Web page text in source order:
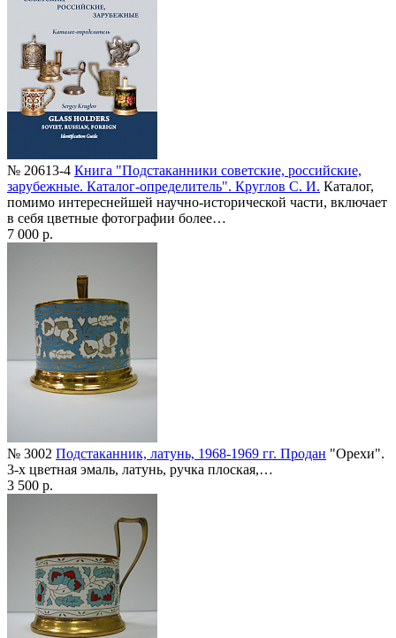
№ 20613-4 Книга "Подстаканники советские, российские,
зарубежные. Каталог-определитель". Круглов С. И. Каталог,
помимо интереснейшей научно-исторической части, включает
в себя цветные фотографии более…
7 000 р.
№ 3002 Подстаканник, латунь, 1968-1969 гг. Продан "Орехи".
3-х цветная эмаль, латунь, ручка плоская,…
3 500 р.